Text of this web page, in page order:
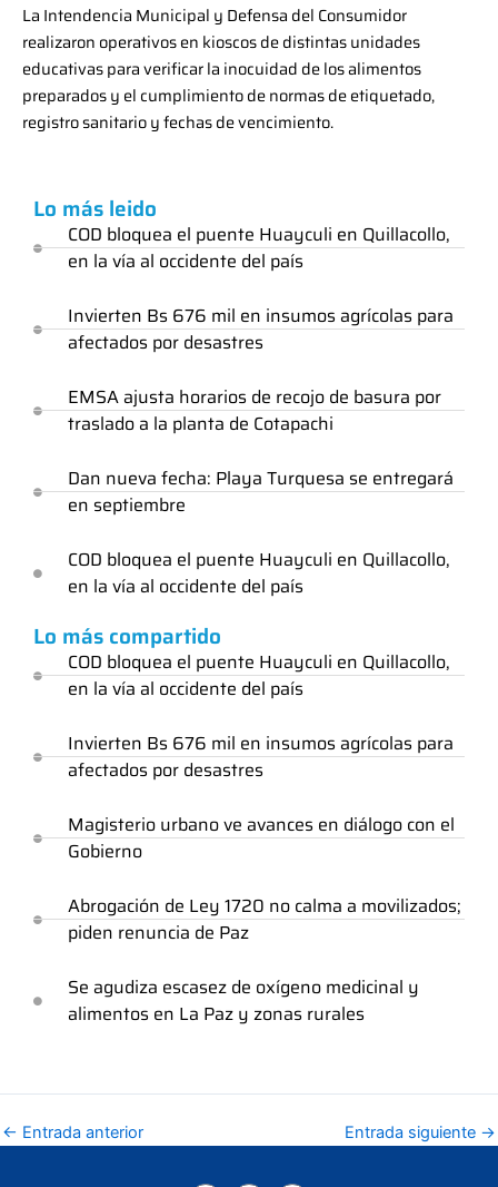
La Intendencia Municipal y Defensa del Consumidor
realizaron operativos en kioscos de distintas unidades
educativas para verificar la inocuidad de los alimentos
preparados y el cumplimiento de normas de etiquetado,
registro sanitario y fechas de vencimiento.
Lo más leido
COD bloquea el puente Huayculi en Quillacollo,
en la vía al occidente del país
Invierten Bs 676 mil en insumos agrícolas para
afectados por desastres
EMSA ajusta horarios de recojo de basura por
traslado a la planta de Cotapachi
Dan nueva fecha: Playa Turquesa se entregará
en septiembre
COD bloquea el puente Huayculi en Quillacollo,
en la vía al occidente del país
Lo más compartido
COD bloquea el puente Huayculi en Quillacollo,
en la vía al occidente del país
Invierten Bs 676 mil en insumos agrícolas para
afectados por desastres
Magisterio urbano ve avances en diálogo con el
Gobierno
Abrogación de Ley 1720 no calma a movilizados;
piden renuncia de Paz
Se agudiza escasez de oxígeno medicinal y
alimentos en La Paz y zonas rurales
← Entrada anterior Entrada siguiente →